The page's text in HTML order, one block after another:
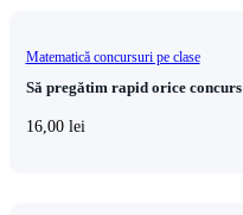
Matematică concursuri pe clase
Să pregătim rapid orice
16,00 lei